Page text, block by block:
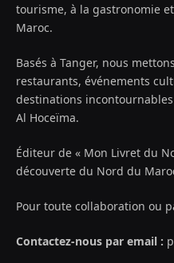
tourisme, à la gastronomie
Maroc.
Basés à Tanger, nous
restaurants, événements
destinations
Al Hoceïma.
Éditeur de « Mon Livret du
découverte du Nord du
Pour toute collaboration ou
Contactez-nous par email :